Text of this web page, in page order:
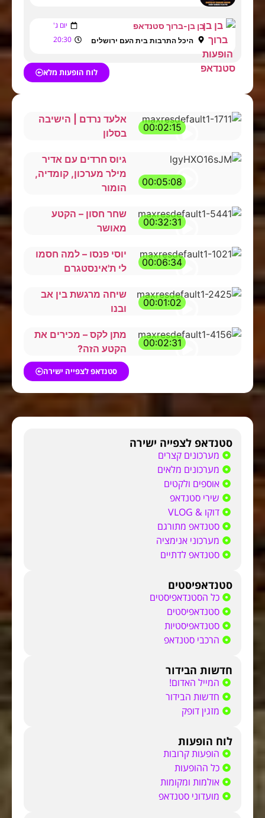
בן בן-ברוך סטנדאפ יום ג'
היכל התרבות בית העם ירושלים 20:30
לוח הופעות מלא
00:02:15
אלעד נרדם | הישיבה
בסלון
00:05:08
גיוס חרדים עם אדיר
מילר מערכון, קומדיה,
הומור
00:32:31
שחר חסון – הקטע
מאושר
00:06:34
יוסי פנסו – למה חסמו
לי ת'אינסטגרם
00:01:02
שיחה מרגשת בין אב
ובנו
00:02:31
מתן לקס – מכירים את
הקטע הזה?
סטנדאפ לצפייה ישירה
סטנדאפ לצפייה ישירה
מערכונים קצרים
מערכונים מלאים
אוספים ולקטים
שירי סטנדאפ
דוקו & VLOG
סטנדאפ מתורגם
מערכוני אנימציה
סטנדאפ לדתיים
סטנדאפיסטים
כל הסטנדאפיסטים
סטנדאפיסטים
סטנדאפיסטיות
הרכבי סטנדאפ
חדשות הבידור
המייל האדום!
חדשות הבידור
מזגין דופק
לוח הופעות
הופעות קרובות
כל ההופעות
אולמות ומקומות
מועדוני סטנדאפ